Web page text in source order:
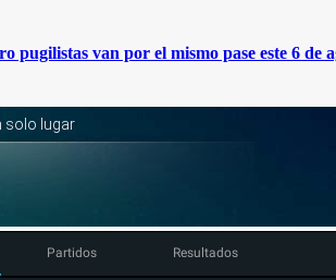
pugilistas van por el mismo pase este 6 de
Partidos Resultados